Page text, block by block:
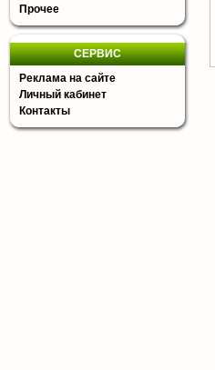
Прочее
СЕРВИС
Реклама на сайте
Личный кабинет
Контакты